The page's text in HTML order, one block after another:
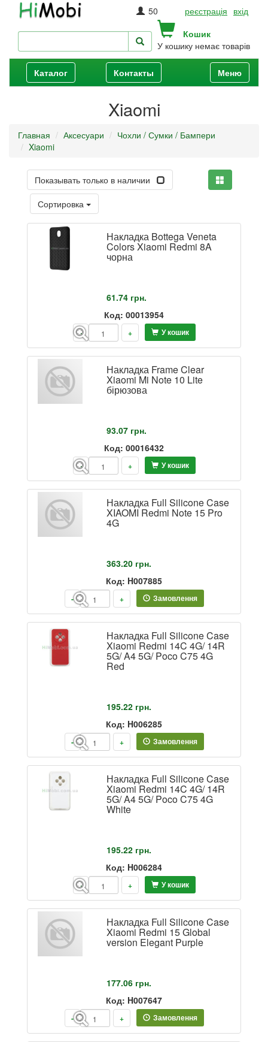
Кошик
У кошику немає товарів
50 реєстрація вхід
Каталог Контакты Меню
Xiaomi
Главная Аксесуари
Чохли / Сумки / Бампери
Xiaomi
Показывать только в наличии
Сортировка
Накладка Bottega Veneta
Colors Xiaomi Redmi 8A
чорна
61.74 грн.
Код: 00013954
- + У кошик
Накладка Frame Clear
Xiaomi Mi Note 10 Lite
бірюзова
93.07 грн.
Код: 00016432
- + У кошик
Накладка Full Silicone Case
XIAOMI Redmi Note 15 Pro
4G
363.20 грн.
Код: H007885
- + Замовлення
Накладка Full Silicone Case
Xiaomi Redmi 14C 4G/ 14R
5G/ A4 5G/ Poco C75 4G
Red
195.22 грн.
Код: H006285
- + Замовлення
Накладка Full Silicone Case
Xiaomi Redmi 14C 4G/ 14R
5G/ A4 5G/ Poco C75 4G
White
195.22 грн.
Код: H006284
- + У кошик
Накладка Full Silicone Case
Xiaomi Redmi 15 Global
version Elegant Purple
177.06 грн.
Код: H007647
- + Замовлення